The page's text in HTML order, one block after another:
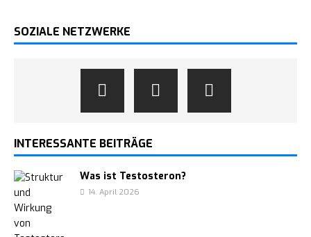
SOZIALE NETZWERKE
INTERESSANTE BEITRÄGE
Was ist Testosteron?
14. April 2026